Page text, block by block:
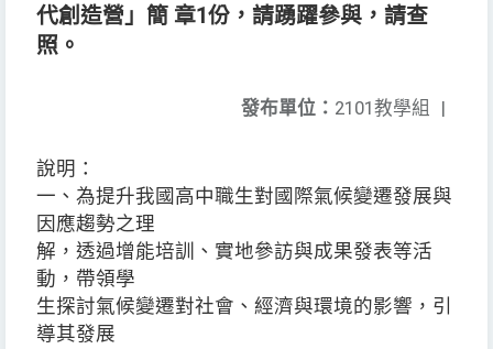
代創造營」簡 章1份，請踴躍參與，請查
照。
發布單位： 2101教學組 |
說明：
一、為提升我國高中職生對國際氣候變遷發展與
因應趨勢之理
解，透過增能培訓、實地參訪與成果發表等活
動，帶領學
生探討氣候變遷對社會、經濟與環境的影響，引
導其發展